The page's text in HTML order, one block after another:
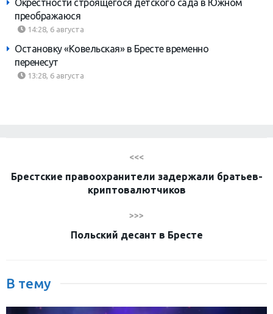
Окрестности строящегося детского сада в Южном
преображаюся
14:28, 6 августа
Остановку «Ковельская» в Бресте временно
перенесут
13:28, 6 августа
<<<
Брестские правоохранители задержали братьев-
криптовалютчиков
>>>
Польский десант в Бресте
В тему